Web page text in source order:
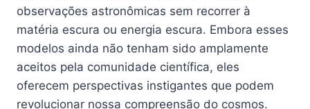
observações astronômicas sem recorrer à
matéria escura ou energia escura. Embora esses
modelos ainda não tenham sido amplamente
aceitos pela comunidade científica, eles
oferecem perspectivas instigantes que podem
revolucionar nossa compreensão do cosmos.